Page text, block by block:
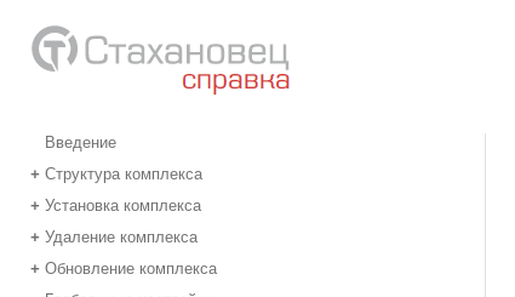
Введение
+ Структура комплекса
+ Установка комплекса
+ Удаление комплекса
+ Обновление комплекса